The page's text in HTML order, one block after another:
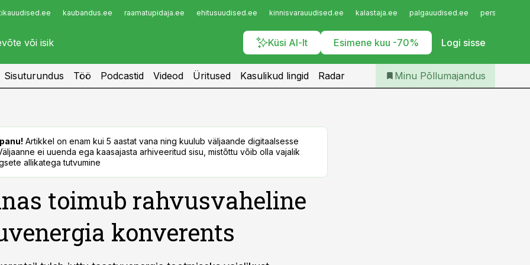
kaubandus.ee raamatupidaja.ee ehitusuudised.ee kinnisvarauudised.ee kalastaja.ee palgauudised.ee
Küsi AI-lt Esimene kuu -70% Logi sisse
Infopank
Iseteenindus
Telli Põllumajandus
Sisuturundus Töö Podcastid Videod Üritused Kasulikud lingid Radar Minu Põllumajandus
Artikkel on enam kui 5 aastat vana ning kuulub väljaande digitaalsesse
ei uuenda ega kaasajasta arhiveeritud sisu, mistõttu võib olla vajalik
allikatega tutvumine
toimub rahvusvaheline
konverents